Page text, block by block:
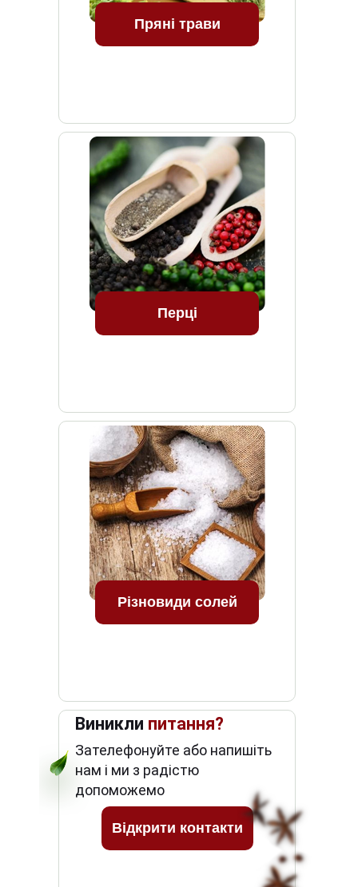
Пряні трави
Перці
Різновиди солей
Виникли питання?
Зателефонуйте або напишіть
нам і ми з радістю
допоможемо
Відкрити контакти